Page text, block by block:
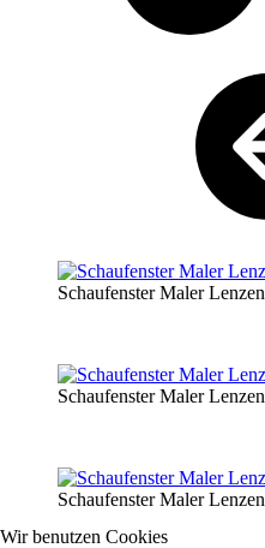
Schaufenster Maler Lenzen
Schaufenster Maler Lenzen
Schaufenster Maler Lenzen
Wir benutzen Cookies